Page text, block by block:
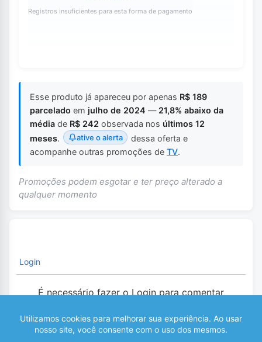
Registros insuficientes para esta forma de pagamento
Esse produto já apareceu por apenas R$ 189
parcelado em julho de 2024 — 21,8% abaixo da
média de R$ 242 observada nos últimos 12
meses. ative o alerta
dessa oferta e
acompanhe outras promoções de TV.
Promoções podem esgotar e ter preço alterado a
qualquer momento
Login
É necessário fazer o Login para comentar
0 COMENTÁRIOS